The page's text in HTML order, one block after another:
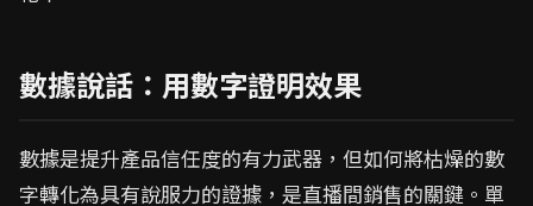
數據說話：用數字證明效果
數據是提升產品信任度的有力武器，但如何將枯燥的數
字轉化為具有說服力的證據，是直播間銷售的關鍵。單